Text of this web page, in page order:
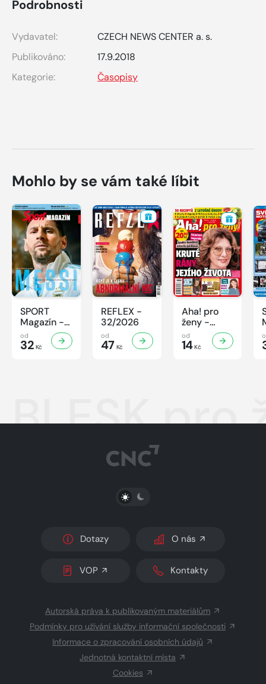
Podrobnosti
Vydavatel:
CZECH NEWS CENTER a. s.
Publikováno:
17.9.2018
Kategorie:
Časopisy
Mohlo by se vám také líbit
SPORT
Magazín -
32/2026
od
32 Kč
REFLEX -
32/2026
od
47 Kč
Aha! pro
ženy -
32/2026
od
14Kč
BLESK
PŘEPNOUT SVĚTLÝ/TMAVÝ REŽIM
Dotazy O nás
VOP Kontakty
Autorská práva k publikovaným materiálům
Podmínky pro užívání služby informační společnosti
Informace o zpracování osobních údajů
Jednotná kontaktní místa
Cookies